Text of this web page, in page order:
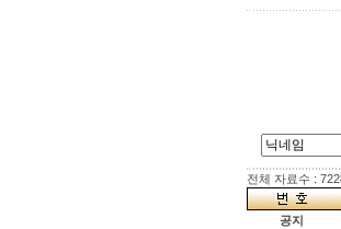
전체 자료수 :
공지